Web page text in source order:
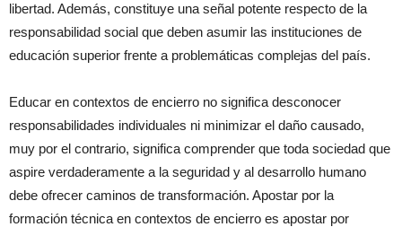
libertad. Además, constituye una señal potente respecto de la
responsabilidad social que deben asumir las instituciones de
educación superior frente a problemáticas complejas del país.
Educar en contextos de encierro no significa desconocer
responsabilidades individuales ni minimizar el daño causado,
muy por el contrario, significa comprender que toda sociedad que
aspire verdaderamente a la seguridad y al desarrollo humano
debe ofrecer caminos de transformación. Apostar por la
formación técnica en contextos de encierro es apostar por